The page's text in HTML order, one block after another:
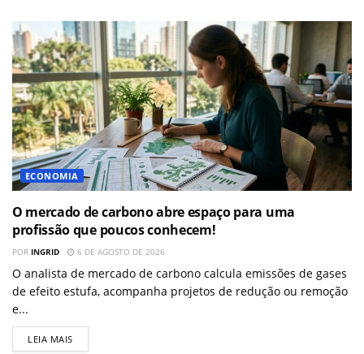
ECONOMIA
O mercado de carbono abre espaço para uma
profissão que poucos conhecem!
POR INGRID 6 DE AGOSTO DE 2026
O analista de mercado de carbono calcula emissões de gases
de efeito estufa, acompanha projetos de redução ou remoção
e...
LEIA MAIS